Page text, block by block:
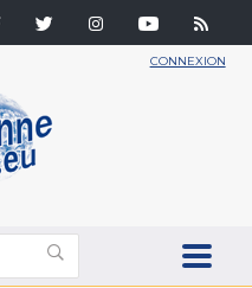
CONNEXION